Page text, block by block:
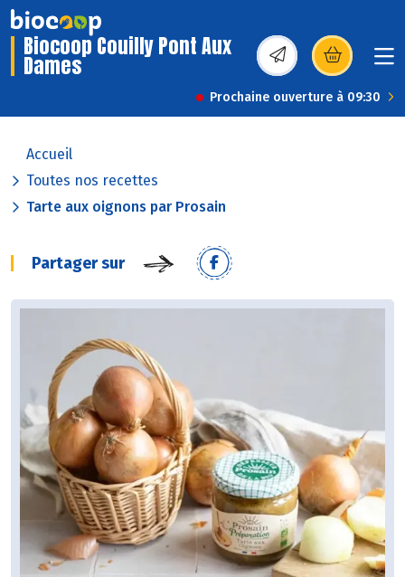
Biocoop Couilly Pont Aux
Dames (s’ouvre dans une
Prochaine ouverture à 09:30
Accueil
Toutes nos recettes
Tarte aux oignons par Prosain
Partager sur